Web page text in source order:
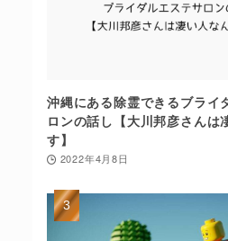
沖縄にある除霊できるブライ
ロンの話し【大川邦彦さんは
す】
2022年4月8日